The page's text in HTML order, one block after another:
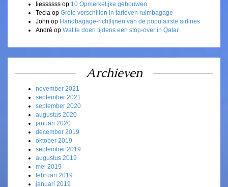
liessssss op 10 Opmerkelijke gebouwen
Tecla op Grote verschillen in tarieven ruimbagage
John op Handbagage-richtlijnen van de populairste airlines
André op Wat te doen tijdens een stop-over in Qatar
Archieven
november 2021
september 2021
september 2020
augustus 2020
januari 2020
december 2019
oktober 2019
september 2019
augustus 2019
mei 2019
februari 2019
januari 2019